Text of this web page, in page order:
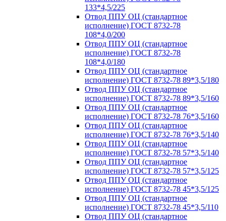
133*4,5/225
Отвод ППУ ОЦ (стандартное
исполнение) ГОСТ 8732-78
108*4,0/200
Отвод ППУ ОЦ (стандартное
исполнение) ГОСТ 8732-78
108*4,0/180
Отвод ППУ ОЦ (стандартное
исполнение) ГОСТ 8732-78 89*3,5/180
Отвод ППУ ОЦ (стандартное
исполнение) ГОСТ 8732-78 89*3,5/160
Отвод ППУ ОЦ (стандартное
исполнение) ГОСТ 8732-78 76*3,5/160
Отвод ППУ ОЦ (стандартное
исполнение) ГОСТ 8732-78 76*3,5/140
Отвод ППУ ОЦ (стандартное
исполнение) ГОСТ 8732-78 57*3,5/140
Отвод ППУ ОЦ (стандартное
исполнение) ГОСТ 8732-78 57*3,5/125
Отвод ППУ ОЦ (стандартное
исполнение) ГОСТ 8732-78 45*3,5/125
Отвод ППУ ОЦ (стандартное
исполнение) ГОСТ 8732-78 45*3,5/110
Отвод ППУ ОЦ (стандартное